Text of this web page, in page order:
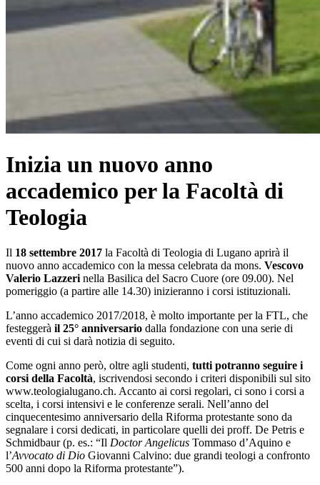
Inizia un nuovo anno
accademico per la Facoltà di
Teologia
Il 18 settembre 2017 la Facoltà di Teologia di Lugano aprirà il
nuovo anno accademico con la messa celebrata da mons. Vescovo
Valerio Lazzeri nella Basilica del Sacro Cuore (ore 09.00). Nel
pomeriggio (a partire alle 14.30) inizieranno i corsi istituzionali.
L’anno accademico 2017/2018, è molto importante per la FTL, che
festeggerà il 25° anniversario dalla fondazione con una serie di
eventi di cui si darà notizia di seguito.
Come ogni anno però, oltre agli studenti, tutti potranno seguire i
corsi della Facoltà, iscrivendosi secondo i criteri disponibili sul sito
www.teologialugano.ch. Accanto ai corsi regolari, ci sono i corsi a
scelta, i corsi intensivi e le conferenze serali. Nell’anno del
cinquecentesimo anniversario della Riforma protestante sono da
segnalare i corsi dedicati, in particolare quelli dei proff. De Petris e
Schmidbaur (p. es.: “Il Doctor Angelicus Tommaso d’Aquino e
l’Avvocato di Dio Giovanni Calvino: due grandi teologi a confronto
500 anni dopo la Riforma protestante”).